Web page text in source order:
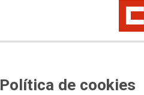
Política de cookies